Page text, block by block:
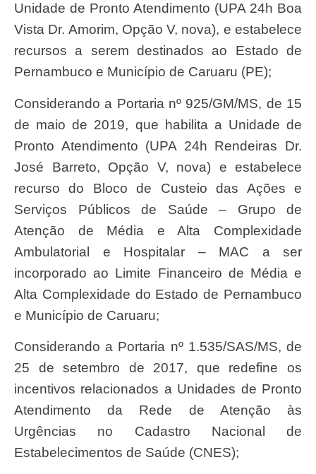
Unidade de Pronto Atendimento (UPA 24h Boa
Vista Dr. Amorim, Opção V, nova), e estabelece
recursos a serem destinados ao Estado de
Pernambuco e Município de Caruaru (PE);
Considerando a Portaria nº 925/GM/MS, de 15
de maio de 2019, que habilita a Unidade de
Pronto Atendimento (UPA 24h Rendeiras Dr.
José Barreto, Opção V, nova) e estabelece
recurso do Bloco de Custeio das Ações e
Serviços Públicos de Saúde – Grupo de
Atenção de Média e Alta Complexidade
Ambulatorial e Hospitalar – MAC a ser
incorporado ao Limite Financeiro de Média e
Alta Complexidade do Estado de Pernambuco
e Município de Caruaru;
Considerando a Portaria nº 1.535/SAS/MS, de
25 de setembro de 2017, que redefine os
incentivos relacionados a Unidades de Pronto
Atendimento da Rede de Atenção às
Urgências no Cadastro Nacional de
Estabelecimentos de Saúde (CNES);